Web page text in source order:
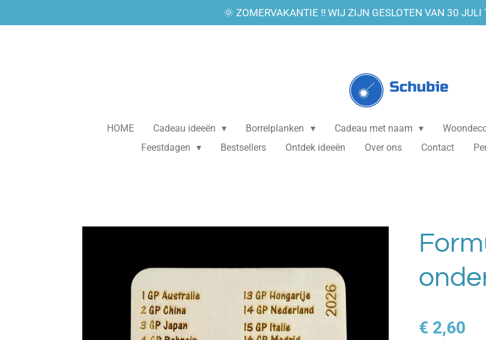
direct
🌞 ZOMERVAKANTIE !! WIJ ZIJN GESLOTEN VAN 30
HOME Cadeau ideeën Borrelplanken Cadeau met naam
Feestdagen
Bestsellers Ontdek ideeën Over ons Contact
€ 2,60